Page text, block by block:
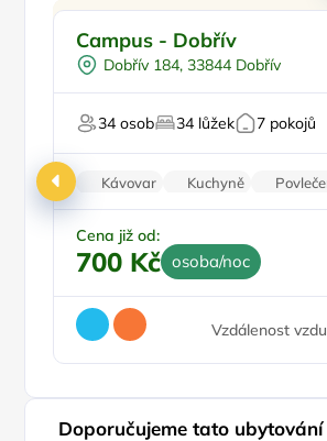
Pro skupiny
Worshopy/školení
Pro svatby a oslavy
Pro majitele mazlíčků
Campus - Dobřív
Dobřív 184, 33844 Dobřív
34 osob 34 lůžek 7 pokojů
Kávovar Kuchyně
Patrové postele
Balkon/
Cena již od:
700 Kč osoba/noc
Vzdálenost
Doporučujeme tato ubytování